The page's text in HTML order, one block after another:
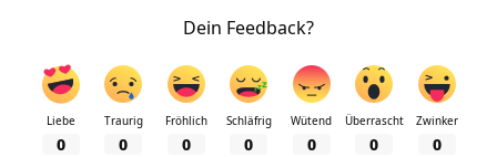
Dein Feedback?
Liebe
0
Traurig
0
Fröhlich
0
Schläfrig
0
Wütend
0
Überrascht
0
Zwinker
0